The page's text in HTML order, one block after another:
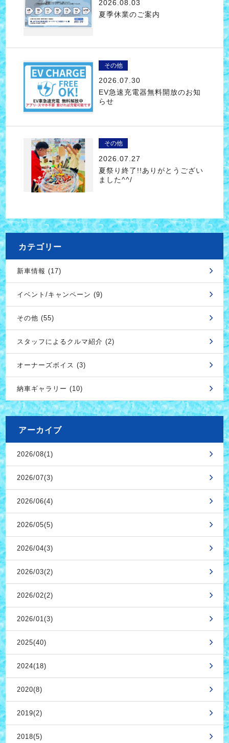
2026.08.03
夏季休業のご案内
その他
2026.07.30
EV急速充電器無料開放のお知
らせ
その他
2026.07.27
夏祭り終了!!ありがとうござい
ました^^/
カテゴリー
新車情報 (17)
イベント/キャンペーン (9)
その他 (55)
スタッフによるクルマ紹介 (2)
オーナーズボイス (3)
納車ギャラリー (10)
アーカイブ
2026/08(1)
2026/07(3)
2026/06(4)
2026/05(5)
2026/04(3)
2026/03(2)
2026/02(2)
2026/01(3)
2025(40)
2024(18)
2020(8)
2019(2)
2018(5)